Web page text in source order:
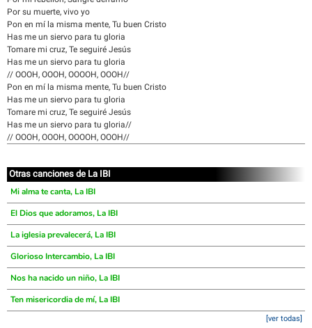
Por su muerte, vivo yo
Pon en mí la misma mente, Tu buen Cristo
Has me un siervo para tu gloria
Tomare mi cruz, Te seguiré Jesús
Has me un siervo para tu gloria
// OOOH, OOOH, OOOOH, OOOH//
Pon en mí la misma mente, Tu buen Cristo
Has me un siervo para tu gloria
Tomare mi cruz, Te seguiré Jesús
Has me un siervo para tu gloria//
// OOOH, OOOH, OOOOH, OOOH//
Otras canciones de La IBI
Mi alma te canta, La IBI
El Dios que adoramos, La IBI
La iglesia prevalecerá, La IBI
Glorioso Intercambio, La IBI
Nos ha nacido un niño, La IBI
Ten misericordia de mí, La IBI
[ver todas]